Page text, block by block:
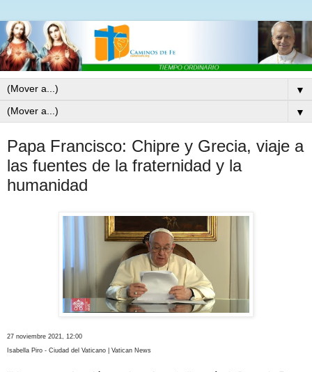
▼
▼
Papa Francisco: Chipre y Grecia, viaje a
las fuentes de la fraternidad y la
humanidad
27 noviembre 2021, 12:00
Isabella Piro - Ciudad del Vaticano | Vatican News